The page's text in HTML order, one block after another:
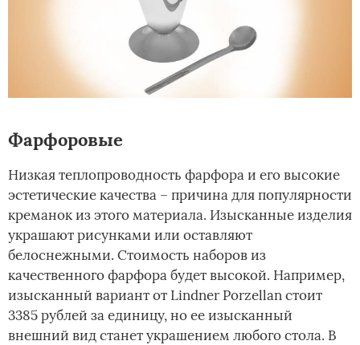
Фарфоровые
Низкая теплопроводность фарфора и его высокие
эстетические качества – причина для популярности
креманок из этого материала. Изысканные изделия
украшают рисунками или оставляют
белоснежными. Стоимость наборов из
качественного фарфора будет высокой. Например,
изысканный вариант от Lindner Porzellan стоит
3385 рублей за единицу, но ее изысканный
внешний вид станет украшением любого стола. В